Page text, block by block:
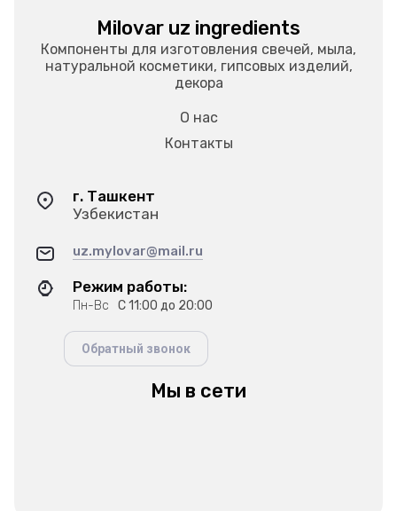
Milovar uz ingredients
Компоненты для изготовления свечей, мыла,
натуральной косметики, гипсовых изделий,
декора
О нас
Контакты
г. Ташкент
Узбекистан
uz.mylovar@mail.ru
Режим работы:
Пн-Вс С 11:00 до 20:00
Обратный звонок
Мы в сети